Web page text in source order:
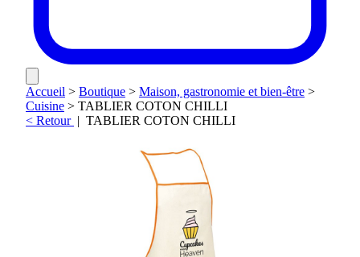
Accueil > Boutique > Maison, gastronomie et bien-être >
Cuisine > TABLIER COTON CHILLI
< Retour | TABLIER COTON CHILLI